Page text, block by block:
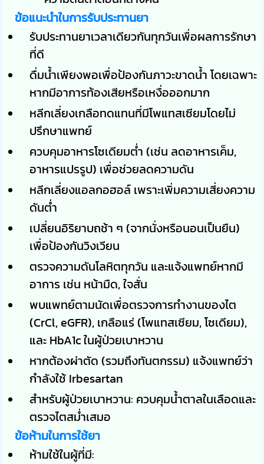
ข้อแนะนำในการรับประทานยา
รับประทานยาเวลาเดียวกันทุกวันเพื่อผลการรักษา
ที่ดี
ดื่มน้ำเพียงพอเพื่อป้องกันภาวะขาดน้ำ โดยเฉพาะ
หากมีอาการท้องเสียหรือเหงื่อออกมาก
หลีกเลี่ยงเกลือทดแทนที่มีโพแทสเซียมโดยไม่
ปรึกษาแพทย์
ควบคุมอาหารโซเดียมต่ำ (เช่น ลดอาหารเค็ม,
อาหารแปรรูป) เพื่อช่วยลดความดัน
หลีกเลี่ยงแอลกอฮอล์ เพราะเพิ่มความเสี่ยงความ
ดันต่ำ
เปลี่ยนอิริยาบถช้า ๆ (จากนั่งหรือนอนเป็นยืน)
เพื่อป้องกันวิงเวียน
ตรวจความดันโลหิตทุกวัน และแจ้งแพทย์หากมี
อาการ เช่น หน้ามืด, ใจสั่น
พบแพทย์ตามนัดเพื่อตรวจการทำงานของไต
(CrCl, eGFR), เกลือแร่ (โพแทสเซียม, โซเดียม),
และ HbA1c ในผู้ป่วยเบาหวาน
หากต้องผ่าตัด (รวมถึงทันตกรรม) แจ้งแพทย์ว่า
กำลังใช้ Irbesartan
สำหรับผู้ป่วยเบาหวาน: ควบคุมน้ำตาลในเลือดและ
ตรวจไตสม่ำเสมอ
ข้อห้ามในการใช้ยา
ห้ามใช้ในผู้ที่มี: